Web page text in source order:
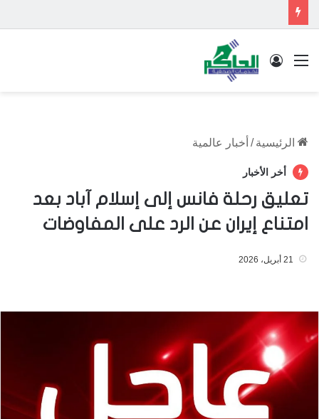
القائمة تسجيل الدخول
الرئيسية / أخبار عالمية
أخر الأخبار
تعليق رحلة فانس إلى إسلام آباد بعد
امتناع إيران عن الرد على المفاوضات
21 أبريل، 2026